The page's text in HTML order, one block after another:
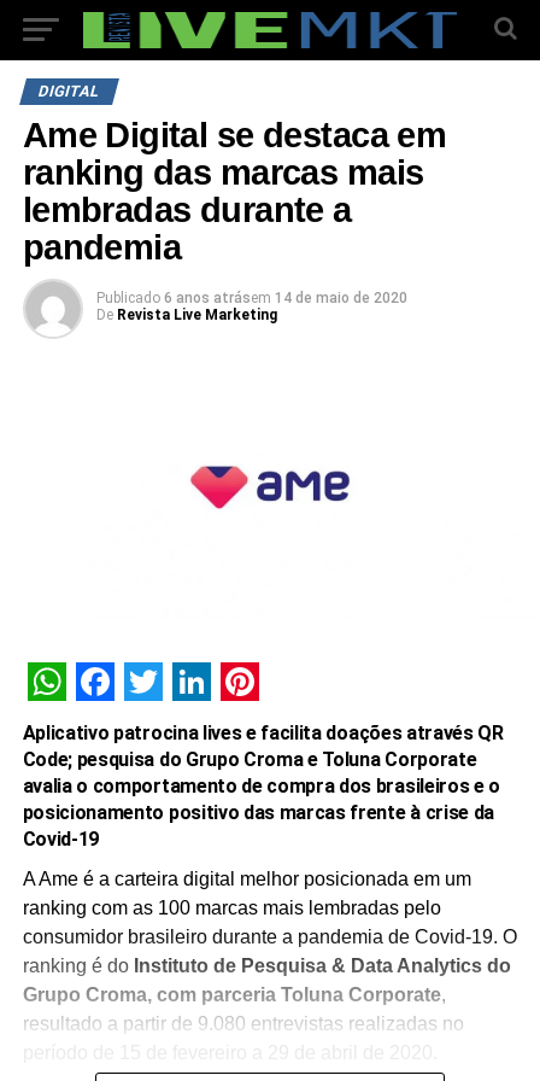
DIGITAL
Ame Digital se destaca em
ranking das marcas mais
lembradas durante a
pandemia
Publicado 6 anos atrásem 14 de maio de 2020
De Revista Live Marketing
WhatsApp
Facebook
Twitter
LinkedIn
Pinterest
Aplicativo patrocina lives e facilita doações através QR
Code; pesquisa do Grupo Croma e Toluna Corporate
avalia o comportamento de compra dos brasileiros e o
posicionamento positivo das marcas frente à crise da
Covid-19
A Ame é a carteira digital melhor posicionada em um
ranking com as 100 marcas mais lembradas pelo
consumidor brasileiro durante a pandemia de Covid-19. O
ranking é do Instituto de Pesquisa & Data Analytics do
Grupo Croma, com parceria Toluna Corporate,
resultado a partir de 9.080 entrevistas realizadas no